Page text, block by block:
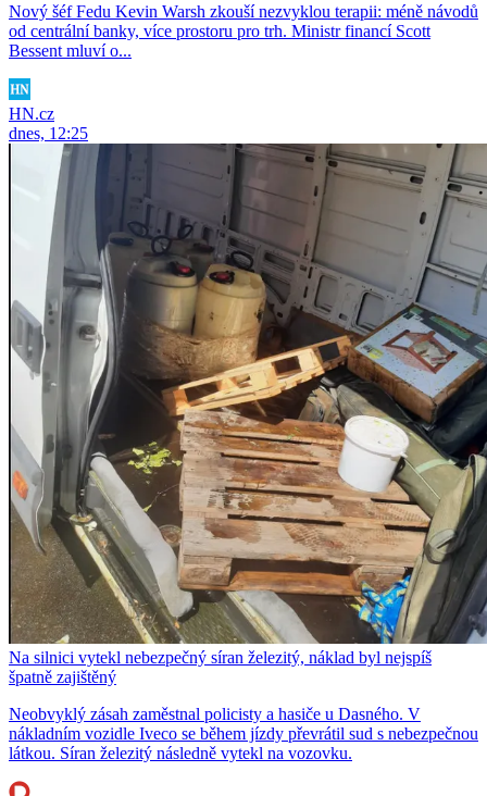
Nový šéf Fedu Kevin Warsh zkouší nezvyklou terapii: méně návodů
od centrální banky, více prostoru pro trh. Ministr financí Scott
Bessent mluví o...
HN.cz
dnes, 12:25
Na silnici vytekl nebezpečný síran železitý, náklad byl nejspíš
špatně zajištěný
Neobvyklý zásah zaměstnal policisty a hasiče u Dasného. V
nákladním vozidle Iveco se během jízdy převrátil sud s nebezpečnou
látkou. Síran železitý následně vytekl na vozovku.